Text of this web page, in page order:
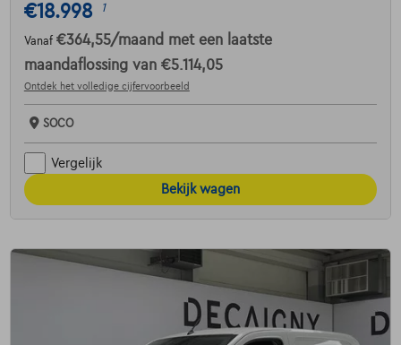
€18.998 1
Vanaf €364,55/maand met een laatste
maandaflossing van €5.114,05
Ontdek het volledige cijfervoorbeeld
SOCO
Vergelijk
Bekijk wagen